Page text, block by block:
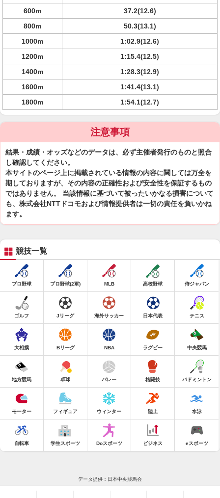
600m
37.2(12.6)
800m
50.3(13.1)
1000m
1:02.9(12.6)
1200m
1:15.4(12.5)
1400m
1:28.3(12.9)
1600m
1:41.4(13.1)
1800m
1:54.1(12.7)
注意事項
結果・成績・オッズなどのデータは、必ず主催者発行のものと照合
し確認してください。
本サイトのページ上に掲載されている情報の内容に関しては万全を
期しておりますが、その内容の正確性および安全性を保証するもの
ではありません。 当該情報に基づいて被ったいかなる損害について
も、株式会社NTTドコモおよび情報提供者は一切の責任を負いかね
ます。
競技一覧
プロ野球 プロ野球(2軍) MLB 高校野球 侍ジャパン
ゴルフ Jリーグ 海外サッカー 日本代表 テニス
大相撲 Bリーグ NBA ラグビー 中央競馬
地方競馬 卓球 バレー 格闘技 バドミントン
モーター フィギュア ウィンター 陸上 水泳
自転車 学生スポーツ Doスポーツ ビジネス eスポーツ
データ提供：日本中央競馬会